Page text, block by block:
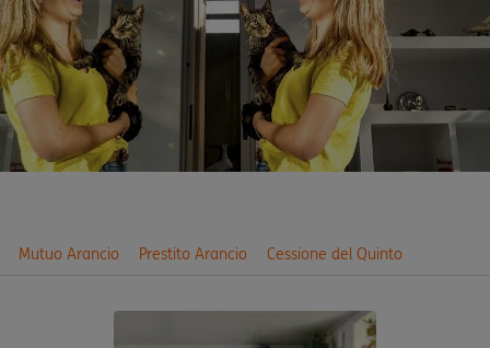
Mutuo Arancio Prestito Arancio Cessione del Quinto